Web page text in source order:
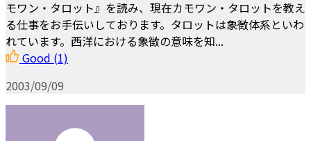
モワン・タロット』を読み、現在カモワン・タロットを教え
る仕事をお手伝いしております。タロットは象徴体系といわ
れています。西洋における象徴の意味を知...
Good (1)
2003/09/09